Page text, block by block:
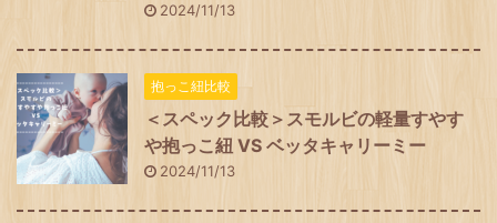
2024/11/13
抱っこ紐比較
＜スペック比較＞スモルビの軽量すやす
や抱っこ紐 VS ベッタキャリーミー
2024/11/13